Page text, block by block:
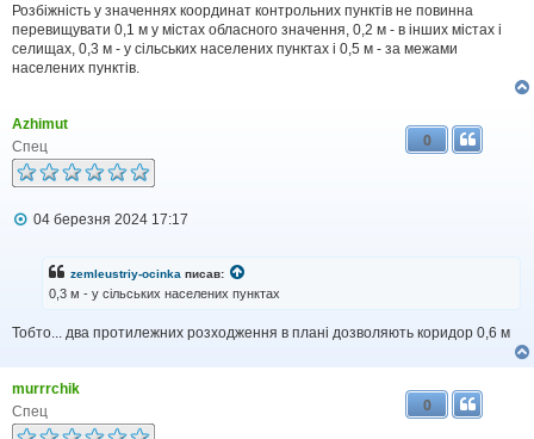
Розбіжність у значеннях координат контрольних пунктів не повинна
перевищувати 0,1 м у містах обласного значення, 0,2 м - в інших містах і
селищах, 0,3 м - у сільських населених пунктах і 0,5 м - за межами
населених пунктів.
Azhimut
Спец
0
П
л
н
04 березня 2024 17:17
zemleustriy-ocinka писав:
0,3 м - у сільських населених пунктах
Тобто... два протилежних розходження в плані дозволяють коридор 0,6 м
murrrchik
Спец
0